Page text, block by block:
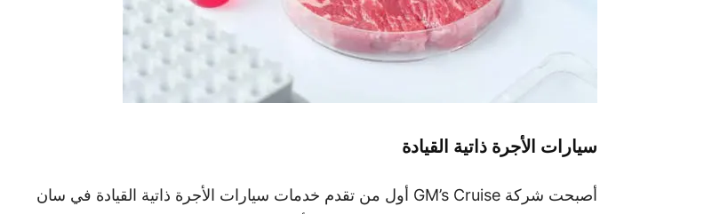
سيارات الأجرة ذاتية القيادة
أصبحت شركة GM’s Cruise أول من تقدم خدمات سيارات الأجرة ذاتية القيادة في سان